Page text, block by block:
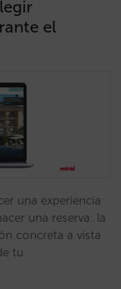
el
una experiencia
una reserva: la
concreta a vista
tu